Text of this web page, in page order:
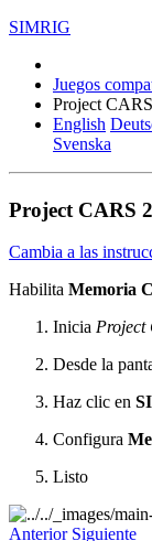
SIMRIG
Juegos
Project
English
Svenska
Project CARS
Cambia a las
Habilita Memoria
Inicia Project
Desde la
Haz clic en
Configura
Listo
Anterior Siguiente